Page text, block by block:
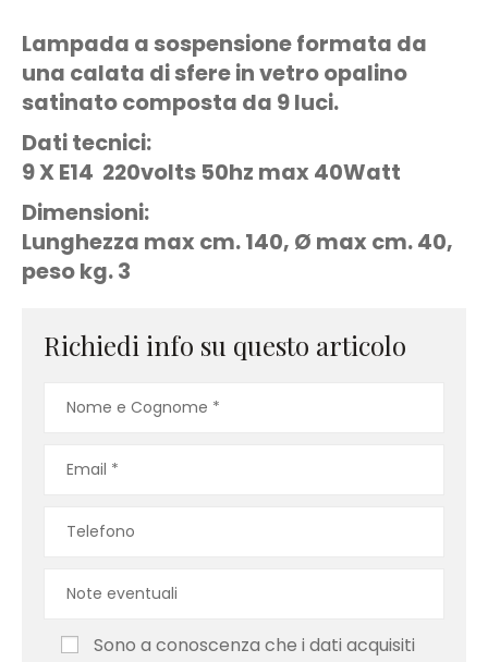
Lampada a sospensione formata da
una calata di sfere in vetro opalino
satinato composta da 9 luci.
Dati tecnici:
9 X E14 220volts 50hz max 40Watt
Dimensioni:
Lunghezza max cm. 140, Ø max cm. 40,
peso kg. 3
Richiedi info su questo articolo
Sono a conoscenza che i dati acquisiti